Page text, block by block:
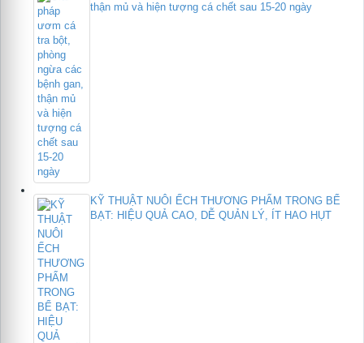
thận mủ và hiện tượng cá chết sau 15-20 ngày
KỸ THUẬT NUÔI ẾCH THƯƠNG PHẨM TRONG BỂ
BẠT: HIỆU QUẢ CAO, DỄ QUẢN LÝ, ÍT HAO HỤT